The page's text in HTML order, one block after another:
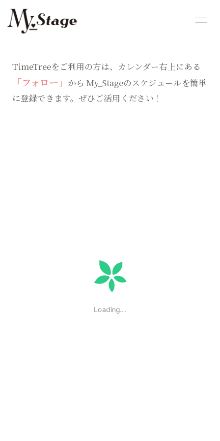
SCHEDULE
PROFILE
VIDEO
DISCOGRAPHY
TimeTreeをご利用の方は、 カレンダー右上にある
「フォロー」 から My_Stageのスケジュールを簡単
に登録できます。ぜひご活用ください！